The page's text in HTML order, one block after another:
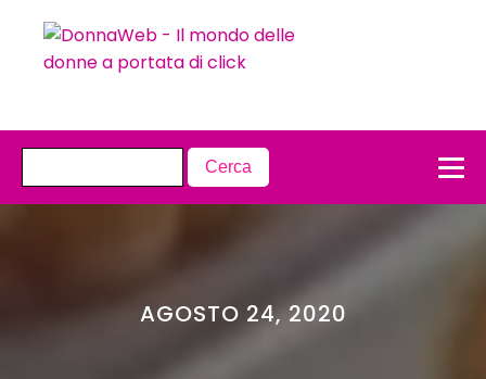
AGOSTO 24, 2020